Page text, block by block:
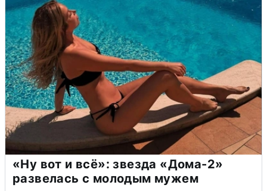
«Ну вот и всё»: звезда «Дома-2»
развелась с молодым мужем